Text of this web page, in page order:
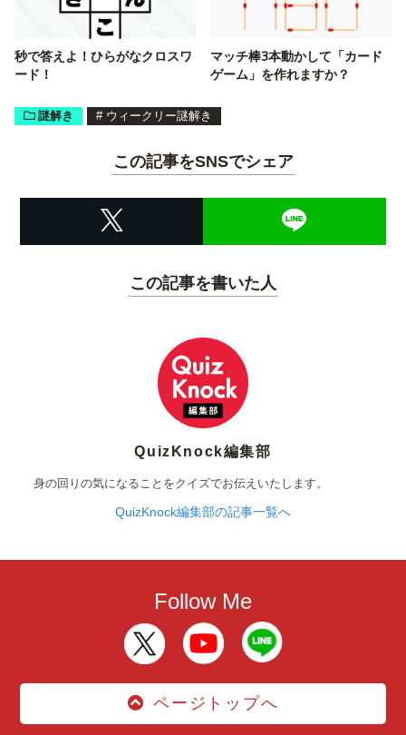
秒で答えよ！ひらがなクロスワ
ード！
マッチ棒3本動かして「カード
ゲーム」を作れますか？
謎解き # ウィークリー謎解き
この記事をSNSでシェア
この記事を書いた人
QuizKnock編集部
身の回りの気になることをクイズでお伝えいたします。
QuizKnock編集部の記事一覧へ
Follow Me
ページトップへ